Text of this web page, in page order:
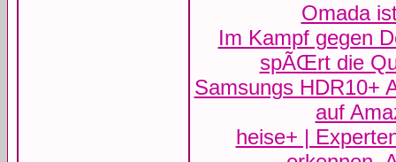
Omada
Im Kampf gegen
spÃŒrt die
Samsungs HDR10+
auf
heise+ |